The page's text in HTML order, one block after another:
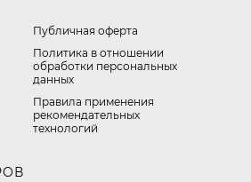
Публичная оферта
​Политика в отношении
обработки персональных
данных
Правила применения
рекомендательных
технологий